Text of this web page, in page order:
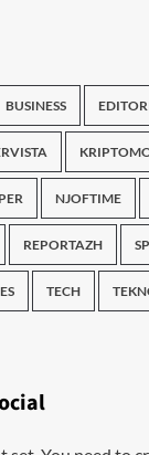
BUSINESS
NJOFTIME
REPORTAZH
TECH